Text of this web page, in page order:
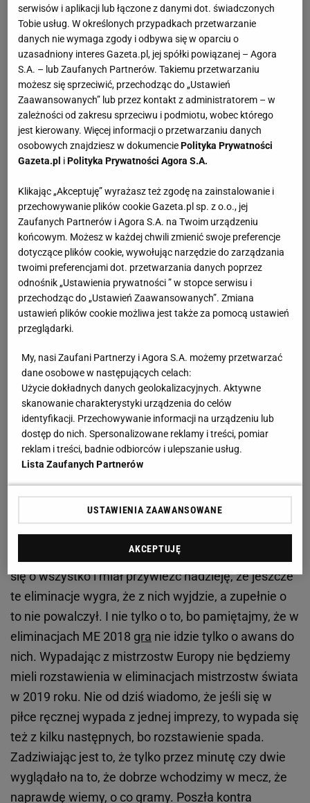
Łukasz Jachimiak: Potrafisz znaleźć cokolwiek na
usprawiedliwienie swoich kolegów po ich fatalnym
występie w Mińsku?
Damian Wleklak: Nie, po takimmeczutrudno o
usprawiedliwienie. Pojechaliśmy na meczostatniej
szansy, musieliśmy wygrać, żeby dalej nasze szanse
awansu do mistrzostw Europy zależały tylko od nas,
Wszyscy widzieli, że nic nam nie wychodziło. Trudno
znaleźć jakikolwiek pozytyw tego spotkania. I trudno
patrzeć w przyszłość, bo czeka nas bardzo ciężki
czas. Dostaliśmy gonga. Nie tylko w tych
eliminacjach, mówię o całej dyscyplinie. Dla mnie
jako trenera wniosek może być tylko jeden - w
klubach trzeba jak najmocniej pracować z
młodzieżą, żeby z czasem przybywało nam
reprezentantów, żeby wybór był większy.
Wszyscy wiedzą, że w Mińsku Polakom nic nie
wychodziło i takie rzeczy się zdarzają. Ale jak
wytłumaczyć, że oni nie walczyli? Przecież była 40.
minuta, a my przegrywając siedmioma czy ośmioma
nie tworzyliśmy drużyny jaką przez lata kochali
kibice za to, że zawsze gra do końca.
- Właśnie to jest najgorsze. Niby zespół pojechał bić
się o wszystko i miał przywieźć nadzieję, że jeszcze
te eliminacje wygra, że z nich wyjdzie, a zupełnie o
to nie powalczył. I nie tylko o to, bo pamiętajmy, że w
eliminacjach ME 2018 gra nie idzie tylko o awans do
nich. Wypadając z mistrzostw Europy nie będziemy
mieli rozstawienia w eliminacjach mistrzostw świata
w 2019 roku. Nie od dziś wiadomo, że jeśli się w
piłce ręcznej wypada z jednej imprezy, to wypada się
też z kilku następnych, bo rozstawienie spada.
Zadziwiając jest to, że tylko przez minutę czy dwie
wyglądało na to, że dobrze wchodzimy w mecz, że
naprawdę wiemy, o co gramy. Poszła kontra
serwisów i aplikacji lub łączone z danymi dot. świadczonych
Tobie usług. W określonych przypadkach przetwarzanie
danych nie wymaga zgody i odbywa się w oparciu o
uzasadniony interes Gazeta.pl, jej spółki powiązanej – Agora
S.A. – lub Zaufanych Partnerów. Takiemu przetwarzaniu
możesz się sprzeciwić, przechodząc do „Ustawień
Zaawansowanych” lub przez kontakt z administratorem – w
zależności od zakresu sprzeciwu i podmiotu, wobec którego
jest kierowany. Więcej informacji o przetwarzaniu danych
osobowych znajdziesz w dokumenciePolityka Prywatności
Gazeta.pl iPolityka Prywatności Agora S.A.
Klikając „Akceptuję” wyrażasz też zgodę na zainstalowanie i
przechowywanie plików cookie Gazeta.pl sp. z o.o., jej
Zaufanych Partnerów i Agora S.A. na Twoim urządzeniu
końcowym. Możesz w każdej chwili zmienić swoje preferencje
dotyczące plików cookie, wywołując narzędzie do zarządzania
twoimi preferencjami dot. przetwarzania danych poprzez
odnośnik „Ustawienia prywatności ” w stopce serwisu i
przechodząc do „Ustawień Zaawansowanych”. Zmiana
ustawień plików cookie możliwa jest także za pomocą ustawień
przeglądarki.
My, nasi Zaufani Partnerzy i Agora S.A. możemy przetwarzać
dane osobowe w następujących celach:
Użycie dokładnych danych geolokalizacyjnych. Aktywne
skanowanie charakterystyki urządzenia do celów
identyfikacji. Przechowywanie informacji na urządzeniu lub
dostęp do nich. Spersonalizowane reklamy i treści, pomiar
reklam i treści, badnie odbiorców i ulepszanie usług.
Lista Zaufanych Partnerów
USTAWIENIA ZAAWANSOWANE
AKCEPTUJĘ